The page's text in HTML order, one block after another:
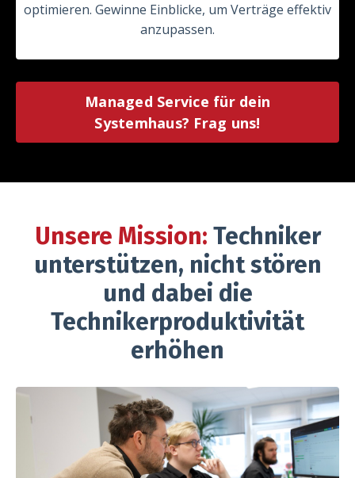
optimieren. Gewinne Einblicke, um Verträge effektiv
anzupassen.
Managed Service für dein
Systemhaus? Frag uns!
Unsere Mission: Techniker
unterstützen, nicht stören
und dabei die
Technikerproduktivität
erhöhen